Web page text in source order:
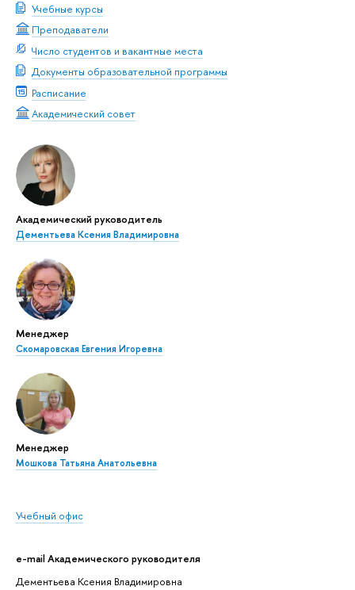
Учебные курсы
Преподаватели
Число студентов и вакантные места
Документы образовательной программы
Расписание
Академический совет
Академический руководитель
Дементьева Ксения Владимировна
Менеджер
Скомаровская Евгения Игоревна
Менеджер
Мошкова Татьяна Анатольевна
Учебный офис
e-mail Академического руководителя
Дементьева Ксения Владимировна